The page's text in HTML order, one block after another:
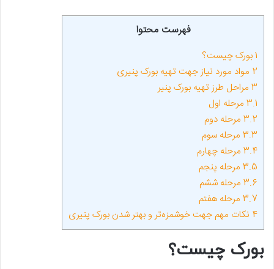
فهرست محتوا
1بورک چیست؟
2 مواد مورد نیاز جهت تهیه بورک پنیری
3 مراحل طرز تهیه بورک پنیر
3.1 مرحله اول
3.2 مرحله دوم
3.3 مرحله سوم
3.4 مرحله چهارم
3.5 مرحله پنجم
3.6 مرحله ششم
3.7 مرحله هفتم
4 نکات مهم جهت خوشمزه‌تر و بهتر شدن بورک پنیری
بورک چیست؟